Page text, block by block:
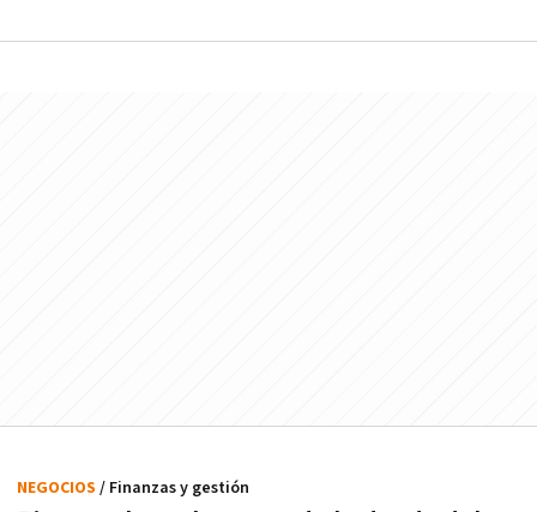
NEGOCIOS / Finanzas y gestión